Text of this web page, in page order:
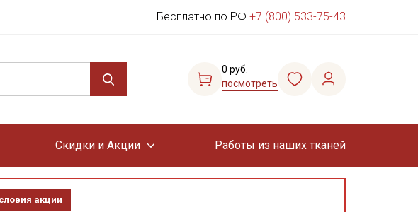
Бесплатно по РФ +7 (800) 533-75-43
0 руб.
посмотреть
Скидки и Акции Работы из наших тканей
акции